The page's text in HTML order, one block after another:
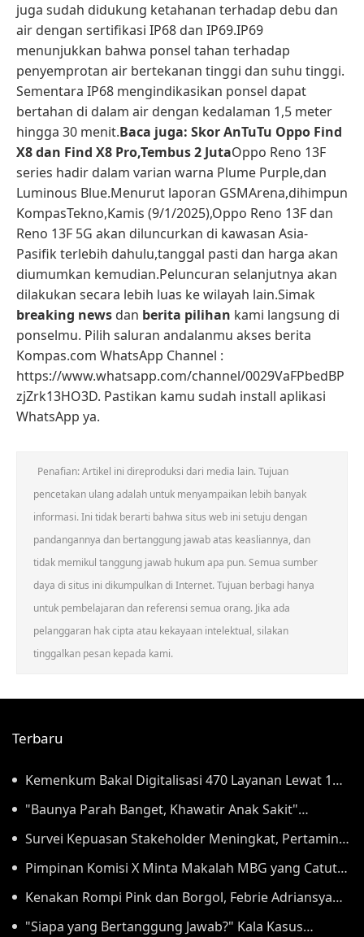
juga sudah didukung ketahanan terhadap debu dan
air dengan sertifikasi IP68 dan IP69.IP69
menunjukkan bahwa ponsel tahan terhadap
penyemprotan air bertekanan tinggi dan suhu tinggi.
Sementara IP68 mengindikasikan ponsel dapat
bertahan di dalam air dengan kedalaman 1,5 meter
hingga 30 menit.Baca juga: Skor AnTuTu Oppo Find
X8 dan Find X8 Pro,Tembus 2 JutaOppo Reno 13F
series hadir dalam varian warna Plume Purple,dan
Luminous Blue.Menurut laporan GSMArena,dihimpun
KompasTekno,Kamis (9/1/2025),Oppo Reno 13F dan
Reno 13F 5G akan diluncurkan di kawasan Asia-
Pasifik terlebih dahulu,tanggal pasti dan harga akan
diumumkan kemudian.Peluncuran selanjutnya akan
dilakukan secara lebih luas ke wilayah lain.Simak
breaking news dan berita pilihan kami langsung di
ponselmu. Pilih saluran andalanmu akses berita
Kompas.com WhatsApp Channel :
https://www.whatsapp.com/channel/0029VaFPbedBP
zjZrk13HO3D. Pastikan kamu sudah install aplikasi
WhatsApp ya.
Penafian: Artikel ini direproduksi dari media lain. Tujuan
pencetakan ulang adalah untuk menyampaikan lebih banyak
informasi. Ini tidak berarti bahwa situs web ini setuju dengan
pandangannya dan bertanggung jawab atas keasliannya, dan
tidak memikul tanggung jawab hukum apa pun. Semua sumber
daya di situs ini dikumpulkan di Internet. Tujuan berbagi hanya
untuk pembelajaran dan referensi semua orang. Jika ada
pelanggaran hak cipta atau kekayaan intelektual, silakan
tinggalkan pesan kepada kami.
Terbaru
Kemenkum Bakal Digitalisasi 470 Layanan Lewat 1
Aplikasi Super Mulai September
"Baunya Parah Banget, Khawatir Anak Sakit"
Orangtua Keluhkan Gunungan Sampah di SDN
Kedaung Kali Angke
Survei Kepuasan Stakeholder Meningkat, Pertamina
NRE Perkuat Komitmen Mewujudkan Transisi Energi
Berkelanjutan
Pimpinan Komisi X Minta Makalah MBG yang Catut
Prabowo Diusut
Kenakan Rompi Pink dan Borgol, Febrie Adriansyah
Tiba di Kejagung untuk Diperiksa
"Siapa yang Bertanggung Jawab?" Kala Kasus